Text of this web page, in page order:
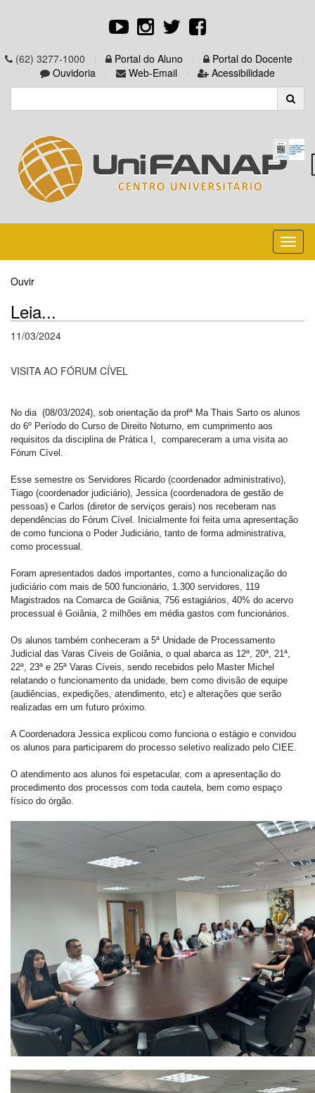
(62) 3277-1000 Portal do Aluno
Portal do Docente
Ouvidoria
Web-Email Acessibilidade
Ouvir
Leia...
11/03/2024
VISITA AO FÓRUM CÍVEL
No dia (08/03/2024), sob orientação da profª Ma Thais Sarto os alunos
do 6º Período do Curso de Direito Noturno, em cumprimento aos
requisitos da disciplina de Prática I, compareceram a uma visita ao
Fórum Cível.
Esse semestre os Servidores Ricardo (coordenador administrativo),
Tiago (coordenador judiciário), Jessica (coordenadora de gestão de
pessoas) e Carlos (diretor de serviços gerais) nos receberam nas
dependências do Fórum Cível. Inicialmente foi feita uma apresentação
de como funciona o Poder Judiciário, tanto de forma administrativa,
como processual.
Foram apresentados dados importantes, como a funcionalização do
judiciário com mais de 500 funcionário, 1.300 servidores, 119
Magistrados na Comarca de Goiânia, 756 estagiários, 40% do acervo
processual é Goiânia, 2 milhões em média gastos com funcionários.
Os alunos também conheceram a 5ª Unidade de Processamento
Judicial das Varas Cíveis de Goiânia, o qual abarca as 12ª, 20ª, 21ª,
22ª, 23ª e 25ª Varas Cíveis, sendo recebidos pelo Master Michel
relatando o funcionamento da unidade, bem como divisão de equipe
(audiências, expedições, atendimento, etc) e alterações que serão
realizadas em um futuro próximo.
A Coordenadora Jessica explicou como funciona o estágio e convidou
os alunos para participarem do processo seletivo realizado pelo CIEE.
O atendimento aos alunos foi espetacular, com a apresentação do
procedimento dos processos com toda cautela, bem como espaço
físico do órgão.